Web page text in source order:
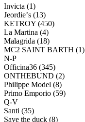
Invicta (1)
Jeordieʼs (13)
KETROY (450)
La Martina (4)
Malagrida (18)
MC2 SAINT BARTH (1)
N-P
Officina36 (345)
ONTHEBUND (2)
Philippe Model (8)
Primo Emporio (59)
Q-V
Santi (35)
Save the duck (8)